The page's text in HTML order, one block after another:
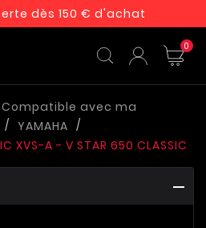
dès 150 € d'achat
0
Compatible avec ma
YAMAHA
XVS-A - V STAR 650 CLASSIC